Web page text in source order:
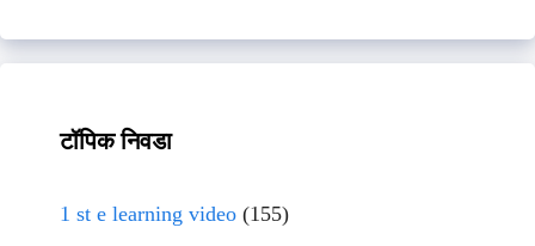
टॉपिक निवडा
1 st e learning video (155)